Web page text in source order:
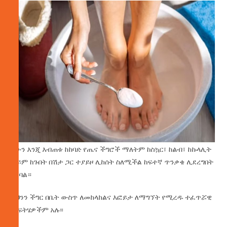
ይሁን እንጂ እብጠቱ ከከባድ የጤና ችግሮች ማለትም ከስኳር፣ ከልብ፣ ከኩላሊት
ወይም ከጉበት በሽታ ጋር ተያይዞ ሊከሰት ስለሚችል ከፍተኛ ጥንቃቄ ሊደረግበት
ይገባል።
ይህንን ችግር በቤት ውስጥ ለመከላከልና እፎይታ ለማግኘት የሚረዱ ተፈጥሯዊ
መፍትሄዎችም አሉ፡፡